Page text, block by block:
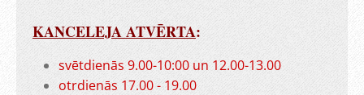
KANCELEJA ATVĒRTA:
svētdienās 9.00-10:00 un 12.00-13.00
otrdienās 17.00 - 19.00